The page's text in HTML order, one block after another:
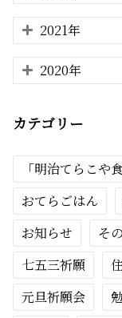
2021年
2020年
カテゴリー
「明治てらこや
おてらごはん
お知らせ
そ
七五三祈願
元旦祈願会